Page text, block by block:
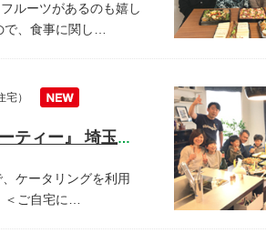
ルーツがあるのも嬉し
、食事に関し…
）
開催しました! 『新築お披露目パーティー』 埼玉県越谷市 T様宅
ケータリングを利用
＜ご自宅に…